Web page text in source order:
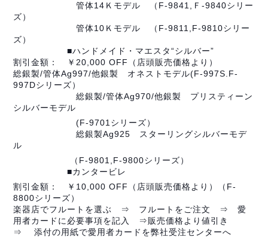
管体14Ｋモデル （F-9841,Ｆ-9840シリー
ズ）
管体10Ｋモデル （F-9811,F-9810シリー
ズ）
■ハンドメイド・マエスタ“シルバー”
割引金額： ￥20,000 OFF（店頭販売価格より）
総銀製/管体Ag997/他銀製 オネストモデル(F-997S.F-
997Dシリーズ）
総銀製/管体Ag970/他銀製 プリスティーン
シルバーモデル
(F-9701シリーズ）
総銀製Ag925 スターリングシルバーモデ
ル
（F-9801,F-9800シリーズ）
■カンタービレ
割引金額： ￥10,000 OFF（店頭販売価格より）（F-
8800シリーズ）
楽器店でフルートを選ぶ ⇒ フルートをご注文 ⇒ 愛
用者カードに必要事項を記入 ⇒販売価格より値引き
⇒ 添付の用紙で愛用者カードを弊社受注センターへ